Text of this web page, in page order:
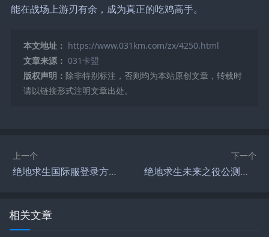
能在战场上游刃有余，成为真正的吃鸡高手。
本文地址： https://www.031km.com/zx/4250.html
文章来源： 031卡盟
版权声明： 除非特别标注，否则均为本站原创文章，转载时
请以链接形式注明文章出处。
上一个
绝地求生国际服登录方法详解-如何正确登录绝地求生国际服教程指南
下一个
绝地求生未来之役公测时间公布-绝地求生未来之役什么时候公测？最新消息来了
相关文章